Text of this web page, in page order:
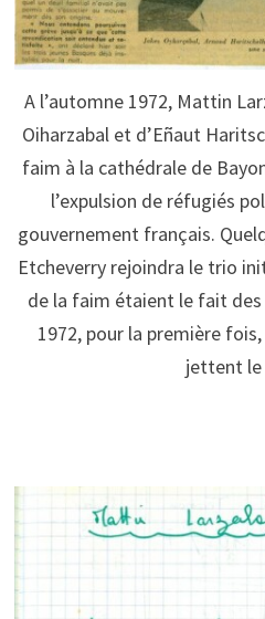
A l’automne 1972, Mattin
Oiharzabal et d’Eñaut
faim à la cathédrale de
l’expulsion de réfugiés
gouvernement français.
Etcheverry rejoindra le trio
de la faim étaient le fait
1972, pour la première
jettent le